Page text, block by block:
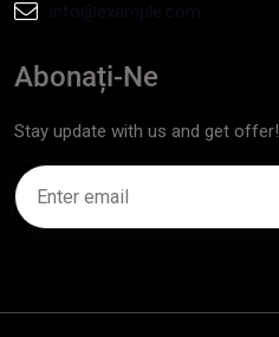
info@example.com
Abonați-Ne
Stay update with us and get offer!